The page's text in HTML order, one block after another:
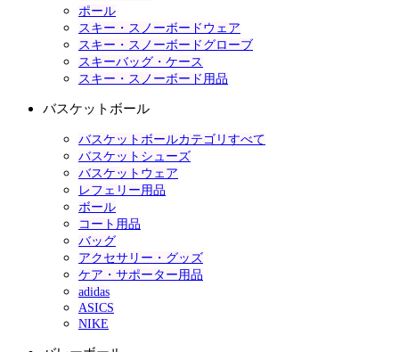
ポール
スキー・スノーボードウェア
スキー・スノーボードグローブ
スキーバッグ・ケース
スキー・スノーボード用品
バスケットボール
バスケットボールカテゴリすべて
バスケットシューズ
バスケットウェア
レフェリー用品
ボール
コート用品
バッグ
アクセサリー・グッズ
ケア・サポーター用品
adidas
ASICS
NIKE